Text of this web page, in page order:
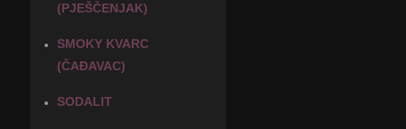
(PJEŠČENJAK)
SMOKY KVARC
(ČAĐAVAC)
SODALIT